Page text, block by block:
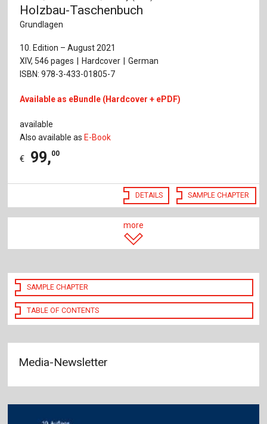
Holzbau-Taschenbuch
Grundlagen
10. Edition – August 2021
XIV, 546 pages
Hardcover
German
ISBN: 978-3-433-01805-7
Available as eBundle (Hardcover + ePDF)
available
Also available as E-Book
€ 99,00
DETAILS SAMPLE CHAPTER
more
SAMPLE CHAPTER
TABLE OF CONTENTS
Media-Newsletter